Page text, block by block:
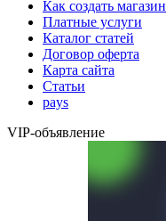
Как создать магазин
Платные услуги
Каталог статей
Договор оферта
Карта сайта
Статьи
pays
VIP-объявление